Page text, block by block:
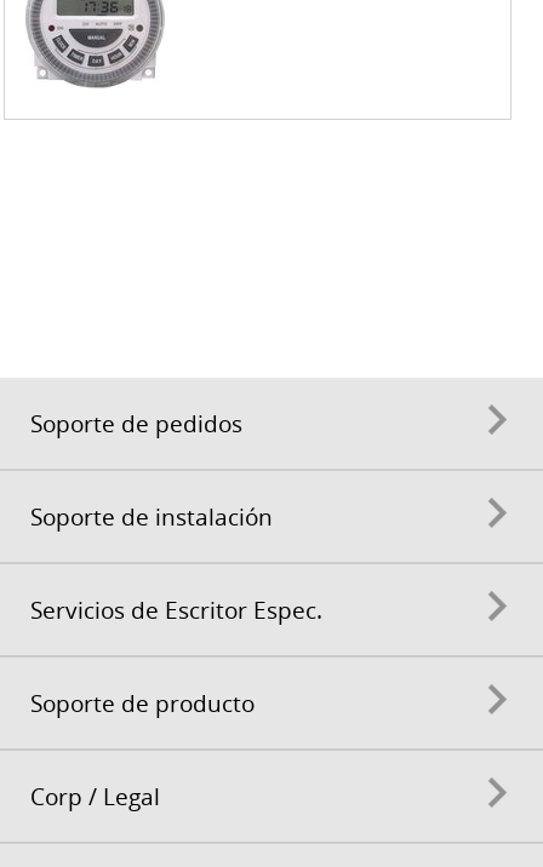
Soporte de pedidos
Soporte de instalación
Servicios de Escritor Espec.
Soporte de producto
Corp / Legal